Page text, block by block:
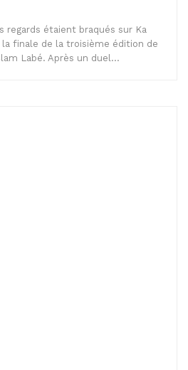
regards étaient braqués sur Ka
la finale de la troisième édition de
Labé. Après un duel…